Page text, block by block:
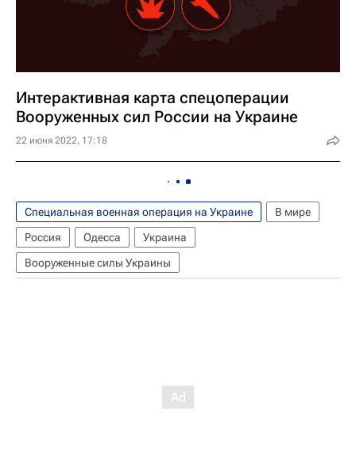
Интерактивная карта спецоперации
Вооруженных сил России на Украине
22 июня 2022, 17:18
Специальная военная операция на Украине
В мире
Россия
Одесса
Украина
Вооруженные силы Украины